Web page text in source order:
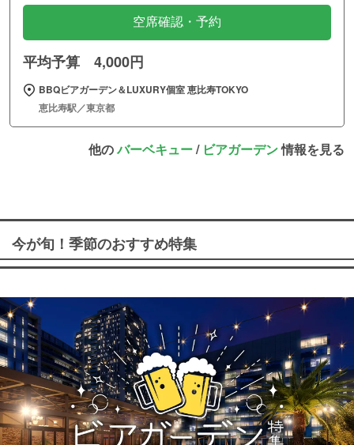
空席確認・予約
平均予算 4,000円
BBQビアガーデン＆LUXURY個室 恵比寿TOKYO
恵比寿駅／東京都
他のバーベキュー/ ビアガーデン情報を見る
今が旬！季節のおすすめ特集